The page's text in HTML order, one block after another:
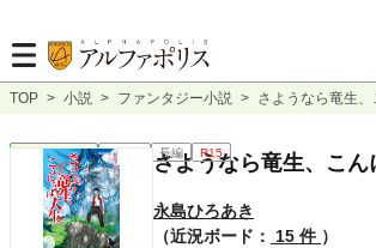
TOP > 小説 > ファンタジー小説 > さようなら竜生
ファンタジー 連載中 長編 R15
さようなら竜生、こん
永島ひろあき
（近況ボード：
15 件 ）